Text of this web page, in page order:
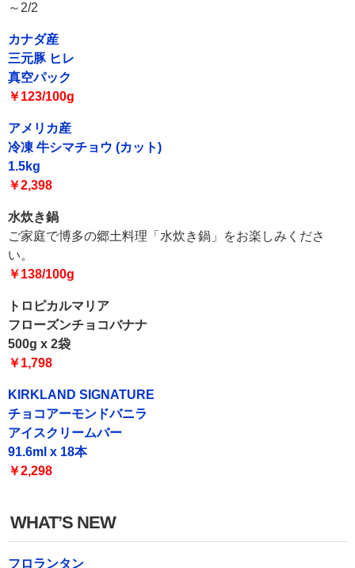
～2/2
カナダ産
三元豚 ヒレ
真空パック
￥123/100g
アメリカ産
冷凍 牛シマチョウ (カット)
1.5kg
￥2,398
水炊き鍋
ご家庭で博多の郷土料理「水炊き鍋」をお楽しみくださ
い。
￥138/100g
トロピカルマリア
フローズンチョコバナナ
500g x 2袋
￥1,798
KIRKLAND SIGNATURE
チョコアーモンドバニラ
アイスクリームバー
91.6ml x 18本
￥2,298
WHAT’S NEW
フロランタン